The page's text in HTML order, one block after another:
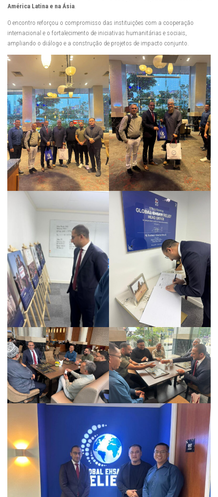
América Latina e na Ásia
O encontro reforçou o compromisso das instituições com a cooperação
internacional e o fortalecimento de iniciativas humanitárias e sociais,
ampliando o diálogo e a construção de projetos de impacto conjunto.